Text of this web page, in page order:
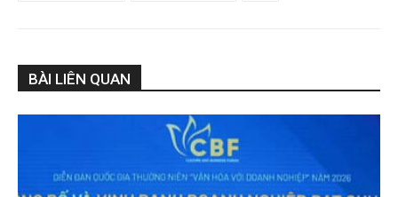
BÀI LIÊN QUAN